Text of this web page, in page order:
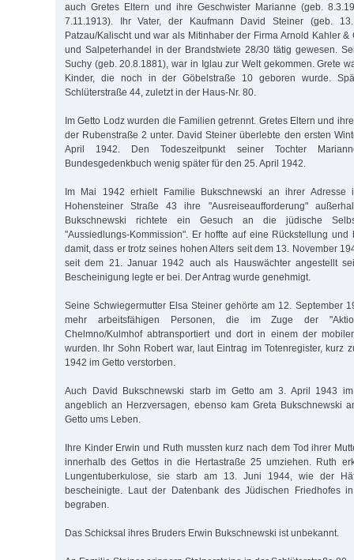
auch Gretes Eltern und ihre Geschwister Marianne (geb.
7.11.1913). Ihr Vater, der Kaufmann David Steiner (geb.
Patzau/Kalischt und war als Mitinhaber der Firma Arnold Kahler &
und Salpeterhandel in der Brandstwiete 28/30 tätig gewesen.
Suchy (geb. 20.8.1881), war in Iglau zur Welt gekommen. Grete
Kinder, die noch in der Göbelstraße 10 geboren wurde.
Schlüterstraße 44, zuletzt in der Haus-Nr. 80.
Im Getto Lodz wurden die Familien getrennt. Gretes Eltern und
der Rubenstraße 2 unter. David Steiner überlebte den ersten
April 1942. Den Todeszeitpunkt seiner Tochter
Bundesgedenkbuch wenig später für den 25. April 1942.
Im Mai 1942 erhielt Familie Bukschnewski an ihrer
Hohensteiner Straße 43 ihre "Ausreiseaufforderung"
Bukschnewski richtete ein Gesuch an die jüdische
"Aussiedlungs-Kommission". Er hoffte auf eine Rückstellung und
damit, dass er trotz seines hohen Alters seit dem 13. November
seit dem 21. Januar 1942 auch als Hauswächter angestellt
Bescheinigung legte er bei. Der Antrag wurde genehmigt.
Seine Schwiegermutter Elsa Steiner gehörte am 12. September
mehr arbeitsfähigen Personen, die im Zuge der
Chelmno/Kulmhof abtransportiert und dort in einem der
wurden. Ihr Sohn Robert war, laut Eintrag im Totenregister, kurz
1942 im Getto verstorben.
Auch David Bukschnewski starb im Getto am 3. April 1943
angeblich an Herzversagen, ebenso kam Greta Bukschnewski
Getto ums Leben.
Ihre Kinder Erwin und Ruth mussten kurz nach dem Tod ihrer
innerhalb des Gettos in die Hertastraße 25 umziehen. Ruth
Lungentuberkulose, sie starb am 13. Juni 1944, wie der
bescheinigte. Laut der Datenbank des Jüdischen Friedhofes
begraben.
Das Schicksal ihres Bruders Erwin Bukschnewski ist unbekannt.